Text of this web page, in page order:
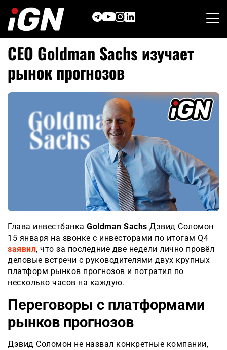
content
CEO Goldman Sachs изучает
рынок прогнозов
Глава инвестбанка Goldman Sachs Дэвид Соломон
15 января на звонке с инвесторами по итогам Q4
заявил, что за последние две недели лично провёл
деловые встречи с руководителями двух крупных
платформ рынков прогнозов и потратил по
несколько часов на каждую.
Переговоры с платформами
рынков прогнозов
Дэвид Соломон не назвал конкретные компании,